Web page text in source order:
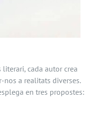
literari, cada autor crea
nos a realitats diverses.
en tres propostes: